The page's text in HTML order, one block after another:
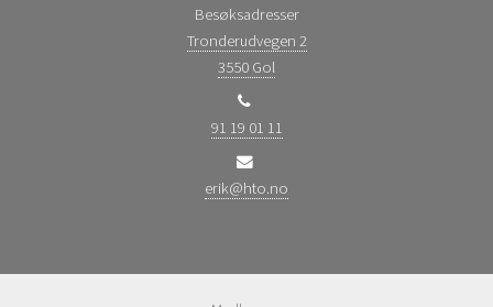
Besøksadresser
Tronderudvegen 2
3550 Gol
91 19 01 11
erik@hto.no